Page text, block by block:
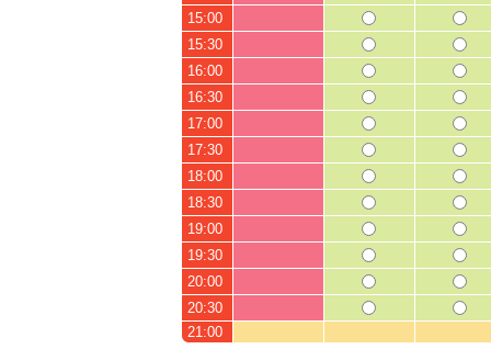
15:00
15:30
16:00
16:30
17:00
17:30
18:00
18:30
19:00
19:30
20:00
20:30
21:00